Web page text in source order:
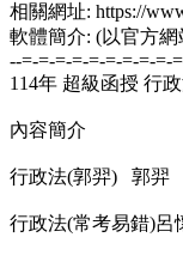
相關網址: https://
軟體簡介: (以官方網
--=-=-=-=-=-=-=-=-=-
114年 超級函授 行
內容簡介
行政法(郭羿) 郭羿
行政法(常考易錯)呂